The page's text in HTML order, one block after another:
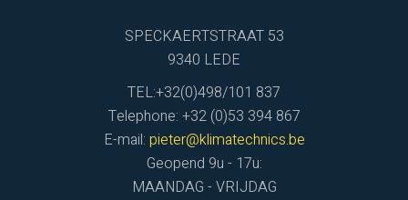
SPECKAERTSTRAAT 53
9340 LEDE
TEL:+32(0)498/101 837
Telephone: +32 (0)53 394 867
E-mail: pieter@klimatechnics.be
Geopend 9u - 17u:
MAANDAG - VRIJDAG